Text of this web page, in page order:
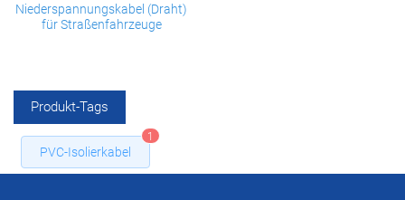
Niederspannungskabel (Draht)
für Straßenfahrzeuge
Produkt-Tags
PVC-Isolierkabel
1